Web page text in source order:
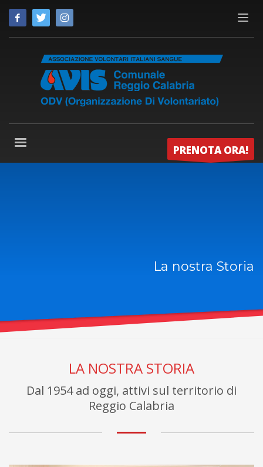
PRENOTA ORA!
La nostra Storia
LA NOSTRA STORIA
Dal 1954 ad oggi, attivi sul territorio di
Reggio Calabria